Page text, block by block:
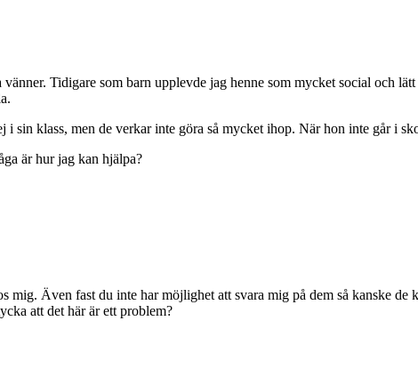
Tidigare som barn upplevde jag henne som mycket social och
sin klass, men de verkar inte göra så mycket ihop. När hon inte går i
är hur jag kan hjälpa?
mig. Även fast du inte har möjlighet att svara mig på dem så kanske
att det här är ett problem?